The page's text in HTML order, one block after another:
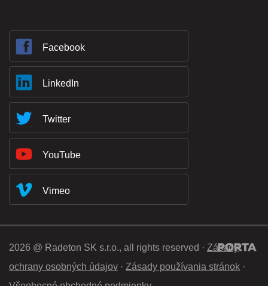
Facebook
LinkedIn
Twitter
YouTube
Vimeo
2026 @ Radeton SK s.r.o., all rights reserved · Zásady
ochrany osobných údajov · Zásady používania stránok ·